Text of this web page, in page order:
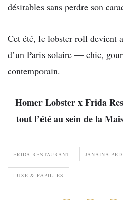
désirables sans perdre son
Cet été, le lobster roll devient
d’un Paris solaire — chic,
contemporain.
Homer Lobster x Frida
tout l’été au sein de la
FRIDA RESTAURANT JANAINA
LUXE & PAPILLES